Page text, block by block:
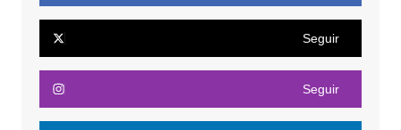
Seguir
Seguir